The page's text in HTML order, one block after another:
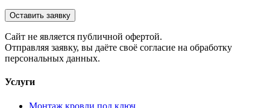
Оставить заявку
Cайт не является публичной офертой.
Отправляя заявку, вы даёте своё согласие на обработку
персональных данных.
Услуги
Монтаж кровли под ключ